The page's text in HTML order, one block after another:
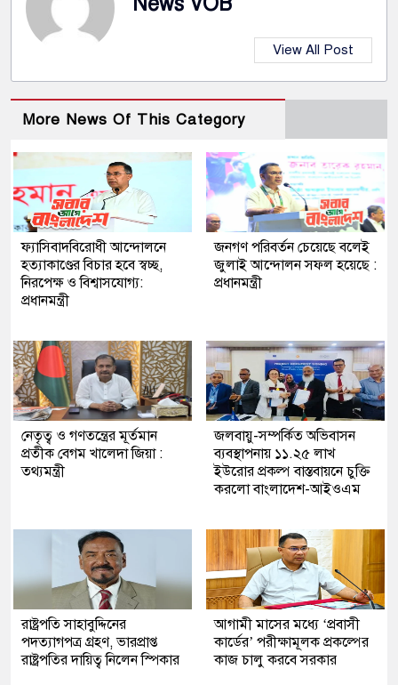
View All Post
More News Of This Category
ফ্যাসিবাদবিরোধী আন্দোলনে
হত্যাকাণ্ডের বিচার হবে স্বচ্ছ,
নিরপেক্ষ ও বিশ্বাসযোগ্য:
প্রধানমন্ত্রী
জনগণ পরিবর্তন চেয়েছে বলেই
জুলাই আন্দোলন সফল হয়েছে :
প্রধানমন্ত্রী
নেতৃত্ব ও গণতন্ত্রের মূর্তমান
প্রতীক বেগম খালেদা জিয়া :
তথ্যমন্ত্রী
জলবায়ু-সম্পর্কিত অভিবাসন
ব্যবস্থাপনায় ১১.২৫ লাখ
ইউরোর প্রকল্প বাস্তবায়নে চুক্তি
করলো বাংলাদেশ-আইওএম
রাষ্ট্রপতি সাহাবুদ্দিনের
পদত্যাগপত্র গ্রহণ, ভারপ্রাপ্ত
রাষ্ট্রপতির দায়িত্ব নিলেন স্পিকার
আগামী মাসের মধ্যে ‘প্রবাসী
কার্ডের’ পরীক্ষামূলক প্রকল্পের
কাজ চালু করবে সরকার